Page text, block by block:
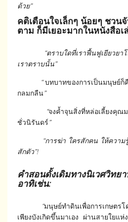
ด้วย”
คติเตือนใจเล็กๆ น้อยๆ ชวน
ตาม ก็มีเยอะมากในหนังสือเ
“ตราบใดที่เราฟื้นฟูเยียวยา
เราตราบนั้น”
“บทบาทของการเป็นมนุษย์ก็
กลมกลืน”
“จงค้ำจุนสิ่งที่หล่อเลี้ยงคุณ
ชั่วนิรันดร์”
“การฆ่า ใครสักคน ให้ความ
สักตัว”!
คำสอนดั้งเดิมทางนิเวศวิทย
อาทิเช่น:
“มนุษย์ทำดินเพื่อการเกษตร
เพียงบังเกิดขึ้นมาเอง ผ่านสายใยแ